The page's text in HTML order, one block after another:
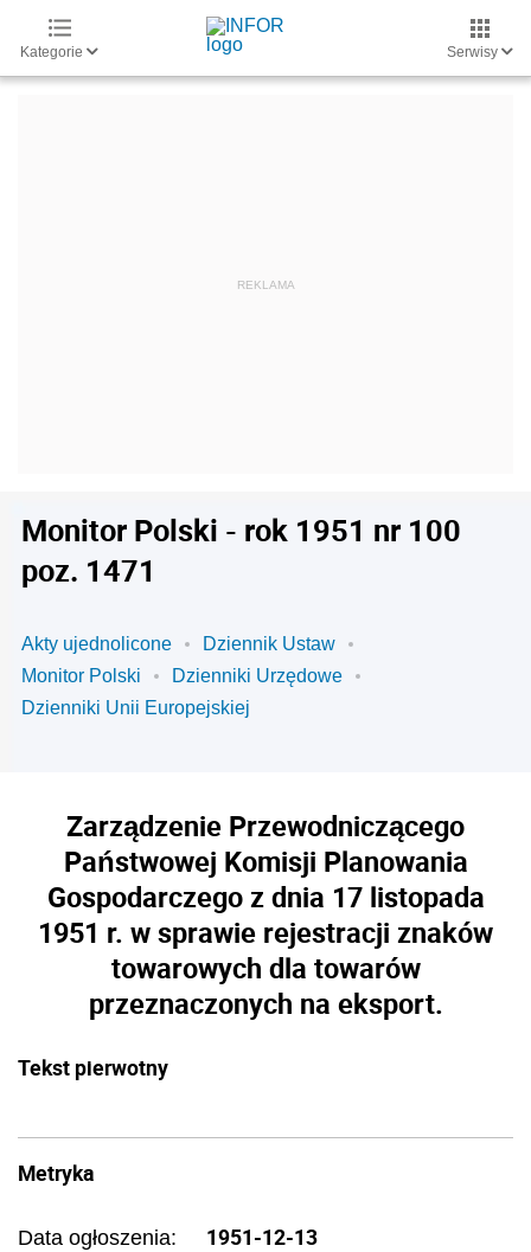
Kategorie Serwisy
Monitor Polski - rok 1951 nr 100
poz. 1471
Akty ujednolicone
Dziennik Ustaw
Monitor Polski
Dzienniki Urzędowe
Dzienniki Unii Europejskiej
Zarządzenie Przewodniczącego
Państwowej Komisji Planowania
Gospodarczego z dnia 17 listopada
1951 r. w sprawie rejestracji znaków
towarowych dla towarów
przeznaczonych na eksport.
Tekst pierwotny
Metryka
Data ogłoszenia: 1951-12-13